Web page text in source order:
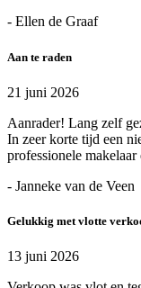
- Ellen de Graaf
Aan te raden
21 juni 2026
Aanrader! Lang zelf
In zeer korte tijd een
professionele
- Janneke van de Veen
Gelukkig met vlotte
13 juni 2026